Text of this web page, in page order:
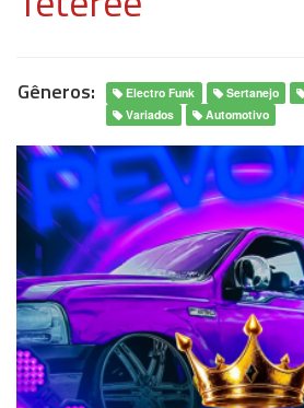
Gêneros: Electro Funk Sertanejo
Variados
Automotivo